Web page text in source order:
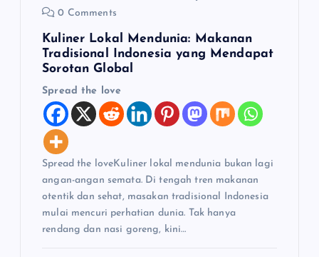
0 Comments
Kuliner Lokal Mendunia: Makanan
Tradisional Indonesia yang Mendapat
Sorotan Global
Spread the love
Spread the loveKuliner lokal mendunia bukan lagi
angan-angan semata. Di tengah tren makanan
otentik dan sehat, masakan tradisional Indonesia
mulai mencuri perhatian dunia. Tak hanya
rendang dan nasi goreng, kini…